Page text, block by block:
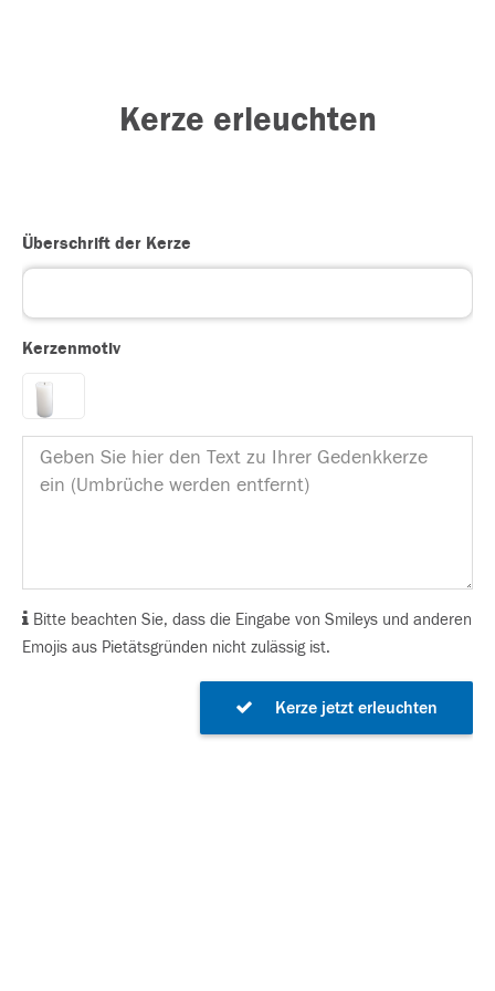
Kerze erleuchten
Überschrift der Kerze
Kerzenmotiv
Bitte beachten Sie, dass die Eingabe von Smileys und anderen
Emojis aus Pietätsgründen nicht zulässig ist.
Kerze jetzt erleuchten